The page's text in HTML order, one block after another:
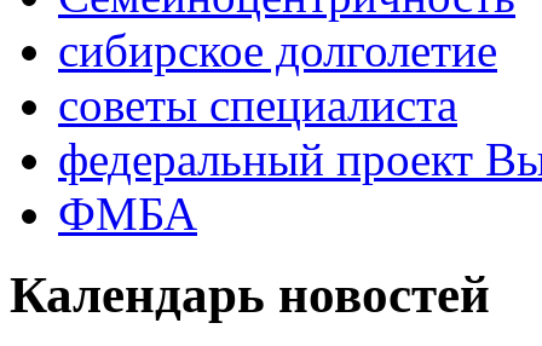
сибирское долголетие
советы специалиста
федеральный проект
ФМБА
Календарь новостей